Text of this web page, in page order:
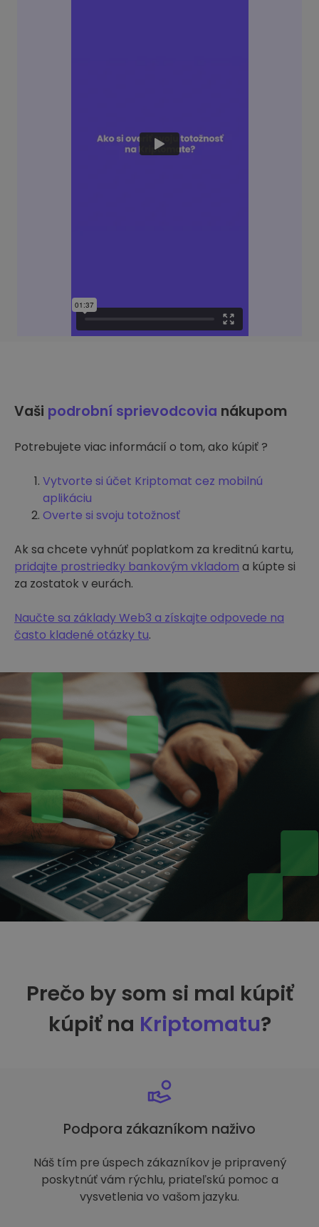
Vaši podrobní sprievodcovia nákupom
Potrebujete viac informácií o tom, ako kúpiť ?
Vytvorte si účet Kriptomat cez mobilnú
aplikáciu
Overte si svoju totožnosť
Ak sa chcete vyhnúť poplatkom za kreditnú kartu,
pridajte prostriedky bankovým vkladom a kúpte si
za zostatok v eurách.
Naučte sa základy Web3 a získajte odpovede na
často kladené otázky tu.
Prečo by som si mal kúpiť
kúpiť na Kriptomatu?
Podpora zákazníkom naživo
Náš tím pre úspech zákazníkov je pripravený
poskytnúť vám rýchlu, priateľskú pomoc a
vysvetlenia vo vašom jazyku.